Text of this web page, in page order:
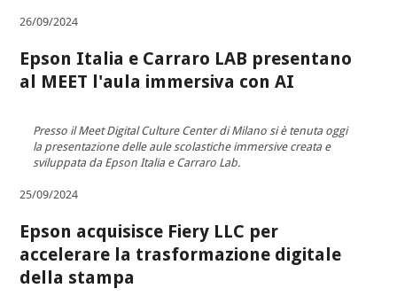
26/09/2024
Epson Italia e Carraro LAB presentano
al MEET l'aula immersiva con AI
Presso il Meet Digital Culture Center di Milano si è tenuta oggi
la presentazione delle aule scolastiche immersive creata e
sviluppata da Epson Italia e Carraro Lab.
25/09/2024
Epson acquisisce Fiery LLC per
accelerare la trasformazione digitale
della stampa